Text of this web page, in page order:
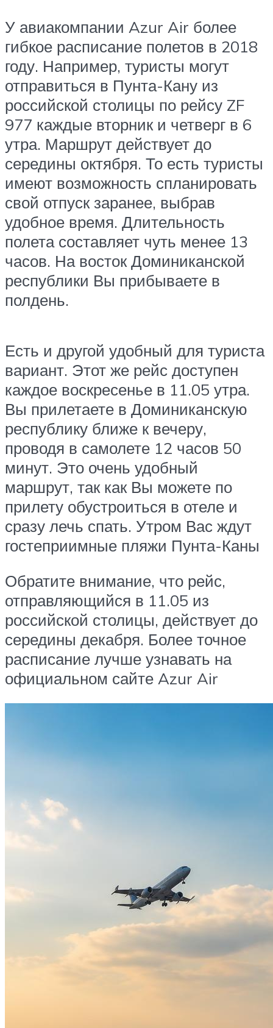
У авиакомпании Azur Air более
гибкое расписание полетов в 2018
году. Например, туристы могут
отправиться в Пунта-Кану из
российской столицы по рейсу ZF
977 каждые вторник и четверг в 6
утра. Маршрут действует до
середины октября. То есть туристы
имеют возможность спланировать
свой отпуск заранее, выбрав
удобное время. Длительность
полета составляет чуть менее 13
часов. На восток Доминиканской
республики Вы прибываете в
полдень.
Есть и другой удобный для туриста
вариант. Этот же рейс доступен
каждое воскресенье в 11.05 утра.
Вы прилетаете в Доминиканскую
республику ближе к вечеру,
проводя в самолете 12 часов 50
минут. Это очень удобный
маршрут, так как Вы можете по
прилету обустроиться в отеле и
сразу лечь спать. Утром Вас ждут
гостеприимные пляжи Пунта-Каны
Обратите внимание, что рейс,
отправляющийся в 11.05 из
российской столицы, действует до
середины декабря. Более точное
расписание лучше узнавать на
официальном сайте Azur Air